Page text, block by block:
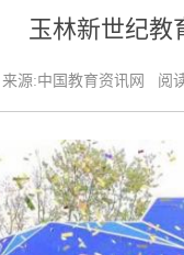
玉林新世纪教
来源:中国教育资讯网 阅